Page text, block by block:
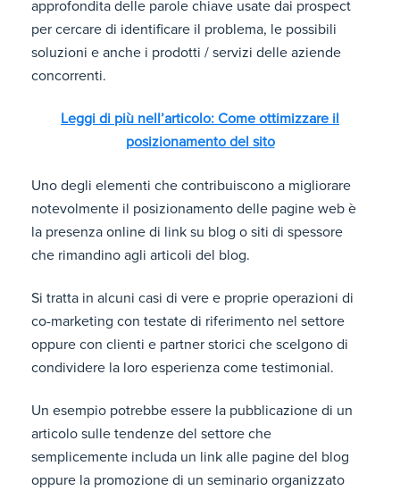
approfondita delle parole chiave usate dai prospect
per cercare di identificare il problema, le possibili
soluzioni e anche i prodotti / servizi delle aziende
concorrenti.
Leggi di più nell’articolo: Come ottimizzare il
posizionamento del sito
Uno degli elementi che contribuiscono a migliorare
notevolmente il posizionamento delle pagine web è
la presenza online di link su blog o siti di spessore
che rimandino agli articoli del blog.
Si tratta in alcuni casi di vere e proprie operazioni di
co-marketing con testate di riferimento nel settore
oppure con clienti e partner storici che scelgono di
condividere la loro esperienza come testimonial.
Un esempio potrebbe essere la pubblicazione di un
articolo sulle tendenze del settore che
semplicemente includa un link alle pagine del blog
oppure la promozione di un seminario organizzato